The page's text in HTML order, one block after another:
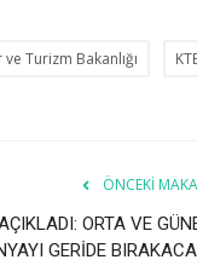
ve Turizm Bakanlığı
ÖNCEKI
ORTA VE
GERİDE